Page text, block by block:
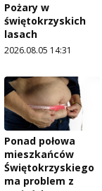
Pożary w
świętokrzyskich
lasach
2026.08.05 14:31
Ponad połowa
mieszkańców
Świętokrzyskiego
ma problem z